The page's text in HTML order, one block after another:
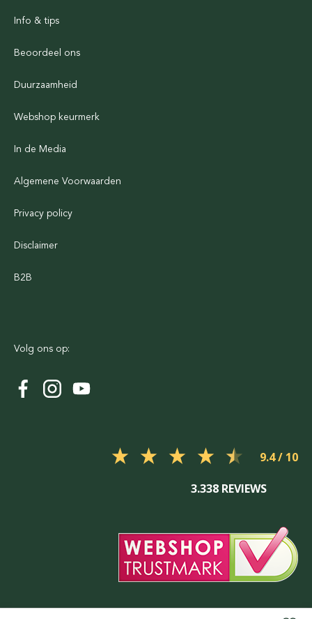
Info & tips
Beoordeel ons
Duurzaamheid
Webshop keurmerk
In de Media
Algemene Voorwaarden
Privacy policy
Disclaimer
B2B
Volg ons op:
9.4
3.338 REVIEWS